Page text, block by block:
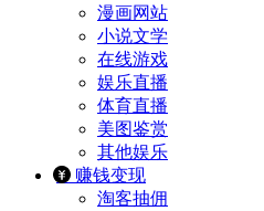
漫画网站
小说文学
在线游戏
娱乐直播
体育直播
美图鉴赏
其他娱乐
赚钱变现
淘客抽佣